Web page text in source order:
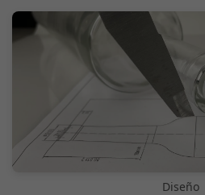
Diseño